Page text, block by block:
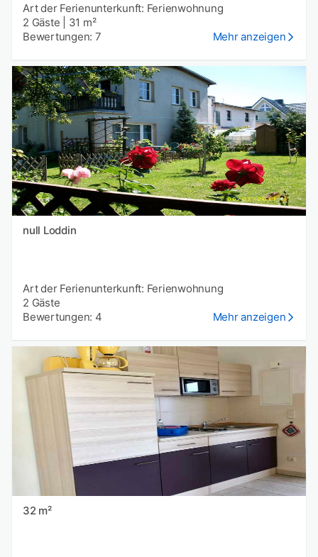
Art der Ferienunterkunft: Ferienwohnung
2 Gäste
31 m²
Bewertungen: 7
Mehr anzeigen
null Loddin
Art der Ferienunterkunft: Ferienwohnung
2 Gäste
Bewertungen: 4
Mehr anzeigen
32 m²